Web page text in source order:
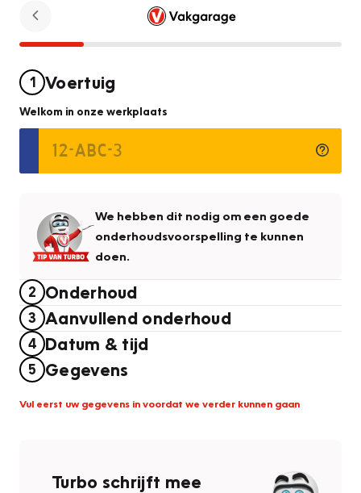
1 Voertuig
Welkom in onze werkplaats
We hebben dit nodig om een goede
onderhoudsvoorspelling te kunnen
doen.
2 Onderhoud
3 Aanvullend onderhoud
4 Datum & tijd
5 Gegevens
Vul eerst uw gegevens in voordat we verder kunnen gaan
Turbo schrijft mee